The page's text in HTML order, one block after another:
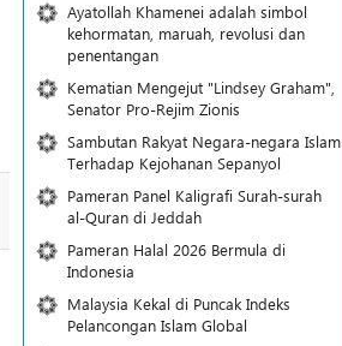
Ayatollah Khamenei adalah simbol
kehormatan, maruah, revolusi dan
penentangan
Kematian Mengejut "Lindsey Graham",
Senator Pro-Rejim Zionis
Sambutan Rakyat Negara-negara Islam
Terhadap Kejohanan Sepanyol
Pameran Panel Kaligrafi Surah-surah
al-Quran di Jeddah
Pameran Halal 2026 Bermula di
Indonesia
Malaysia Kekal di Puncak Indeks
Pelancongan Islam Global